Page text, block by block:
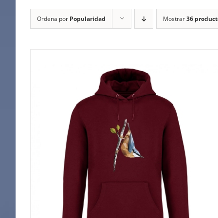
Ordena por Popularidad Mostrar36